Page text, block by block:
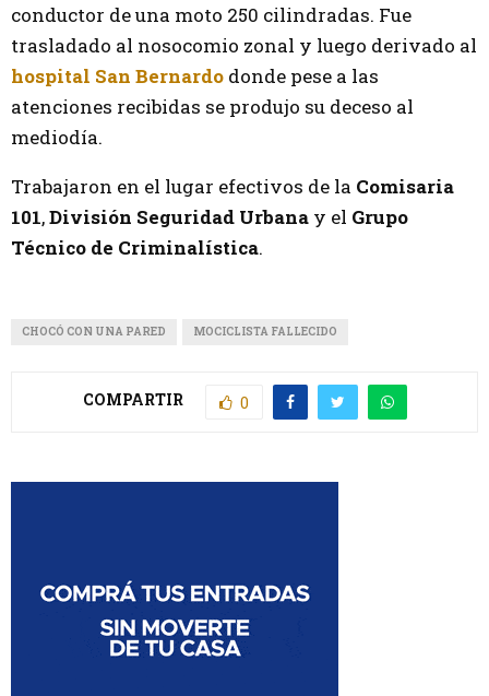
conductor de una moto 250 cilindradas. Fue
trasladado al nosocomio zonal y luego derivado al
hospital San Bernardo donde pese a las
atenciones recibidas se produjo su deceso al
mediodía.
Trabajaron en el lugar efectivos de la Comisaria
101,División Seguridad Urbana y el Grupo
Técnico de Criminalística.
CHOCÓ CON UNA PARED MOCICLISTA FALLECIDO
COMPARTIR 0